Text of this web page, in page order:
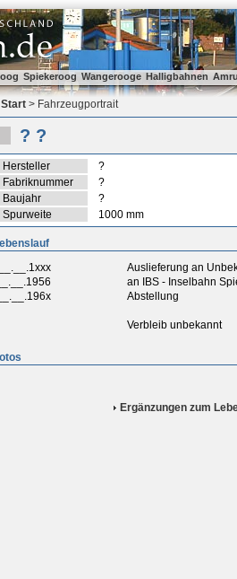
Spiekeroog Wangerooge Halligbahnen
Start > Fahrzeugportrait
? ?
Hersteller
?
Fabriknummer
?
Baujahr
?
Spurweite
1000 mm
__.__.1xxx
Auslieferung an
__.__.1956
an IBS - Inselbahn
__.__.196x
Abstellung
Verbleib unbekannt
Ergänzungen zum